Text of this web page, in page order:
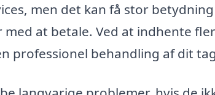
men det kan få stor
at betale. Ved at indhente
professionel behandling af dit